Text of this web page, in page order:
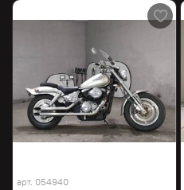
арт. 054940